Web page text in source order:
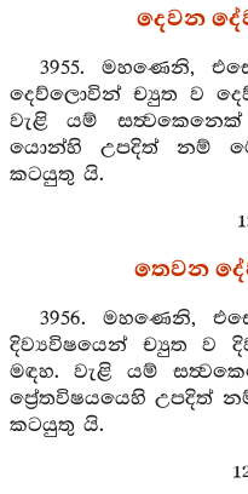
දෙවන
3955. මහණෙනි,
දෙව්ලොවින් ච්‍යුත ව
වැළි යම්
යොන්හි උපදිත් නම්
කටයුතු යි.
තෙවන
3956. මහණෙනි,
දිව්‍යවිෂයෙන් ච්‍යුත ව
මඳහ. වැළි යම්
ප්‍රේතවිෂයයෙහි උපදිත්
කටයුතු යි.